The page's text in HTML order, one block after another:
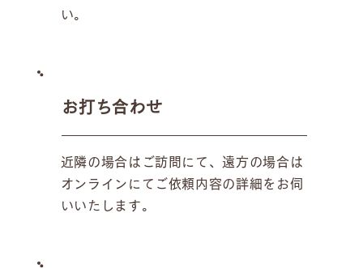
い。
お打ち合わせ
近隣の場合はご訪問にて、遠方の場合は
オンラインにてご依頼内容の詳細をお伺
いいたします。